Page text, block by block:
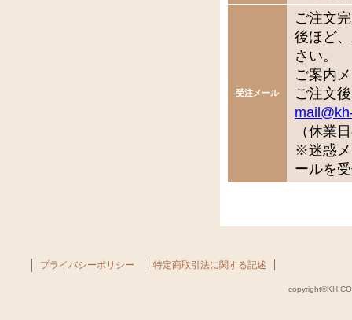
受注メール
ご注文
後ほど
さい。
ご案内
ご注文
（休業
※迷惑メ
ールを
copyright©KH
プライバシーポリシー 特定商取引法に関する記述